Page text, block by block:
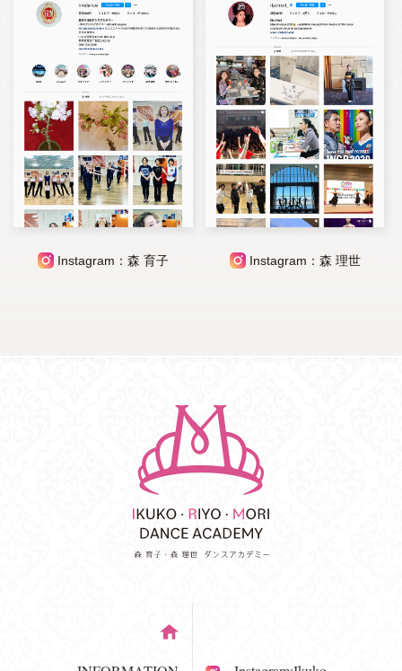
Instagram：森 育子 Instagram：森 理世